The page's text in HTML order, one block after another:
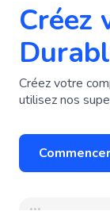
Créez
Créez votre
utilisez nos
Commencer